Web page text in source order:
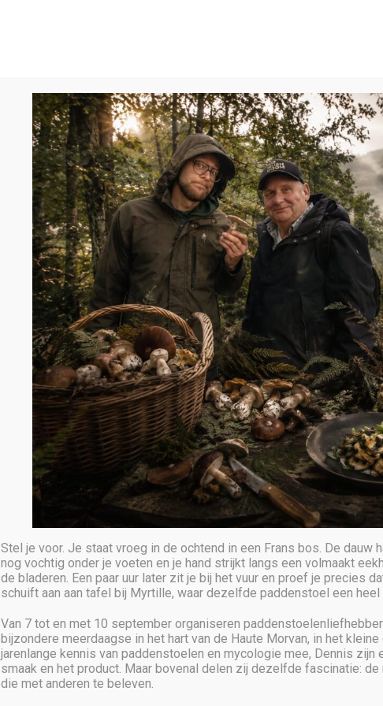
My
Stel je voor. Je staat vroeg in de ochtend in een Frans bos. De dauw
nog vochtig onder je voeten en je hand strijkt langs een volmaakt
de bladeren. Een paar uur later zit je bij het vuur en proef je precies
schuift aan aan tafel bij Myrtille, waar dezelfde paddenstoel een heel
Van 7 tot en met 10 september organiseren
bijzondere meerdaagse in het hart van de Haute Morvan, in het
jarenlange kennis van paddenstoelen en mycologie mee, Dennis zijn
smaak en het product. Maar bovenal delen zij dezelfde fascinatie:
die met anderen te beleven.